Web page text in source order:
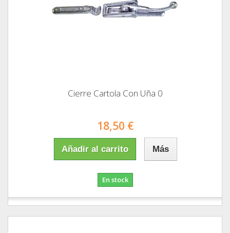
Cierre Cartola Con Uña 0
18,50 €
Añadir al carrito Más
En stock